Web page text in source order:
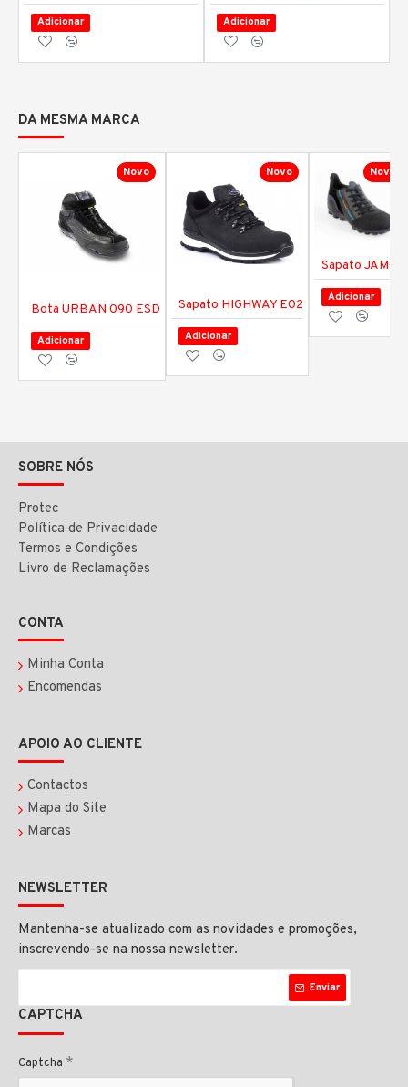
Adicionar Adicionar
DA MESMA MARCA
Novo
Bota URBAN 090 ESD
Adicionar
Novo
Sapato HIGHWAY E02
Adicionar
Novo
Sapato JAMOR
Adicionar
SOBRE NÓS
Protec
Política de Privacidade
Termos e Condições
Livro de Reclamações
CONTA
Minha Conta
Encomendas
APOIO AO CLIENTE
Contactos
Mapa do Site
Marcas
NEWSLETTER
Mantenha-se atualizado com as novidades e promoções,
inscrevendo-se na nossa newsletter.
Enviar
CAPTCHA
Captcha